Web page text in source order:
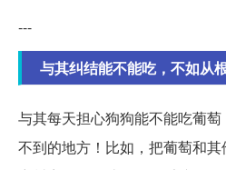
---
与其纠结能不能吃，不如从
与其每天担心狗狗能不能吃葡
不到的地方！比如，把葡萄和